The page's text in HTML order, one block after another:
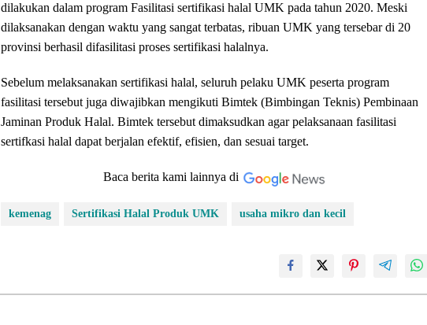
dilakukan dalam program Fasilitasi sertifikasi halal UMK pada tahun 2020. Meski
dilaksanakan dengan waktu yang sangat terbatas, ribuan UMK yang tersebar di 20
provinsi berhasil difasilitasi proses sertifikasi halalnya.
Sebelum melaksanakan sertifikasi halal, seluruh pelaku UMK peserta program
fasilitasi tersebut juga diwajibkan mengikuti Bimtek (Bimbingan Teknis) Pembinaan
Jaminan Produk Halal. Bimtek tersebut dimaksudkan agar pelaksanaan fasilitasi
sertifkasi halal dapat berjalan efektif, efisien, dan sesuai target.
Baca berita kami lainnya di
kemenag Sertifikasi Halal Produk UMK usaha mikro dan kecil